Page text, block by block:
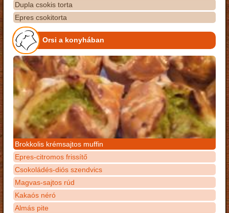
Dupla csokis torta
Epres csokitorta
Orsi a konyhában
Brokkolis krémsajtos muffin
Epres-citromos frissítő
Csokoládés-diós szendvics
Magvas-sajtos rúd
Kakaós néró
Almás pite